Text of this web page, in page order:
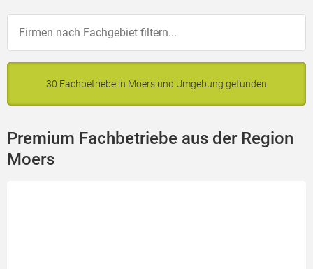
30 Fachbetriebe in Moers und Umgebung gefunden
Premium Fachbetriebe aus der Region
Moers